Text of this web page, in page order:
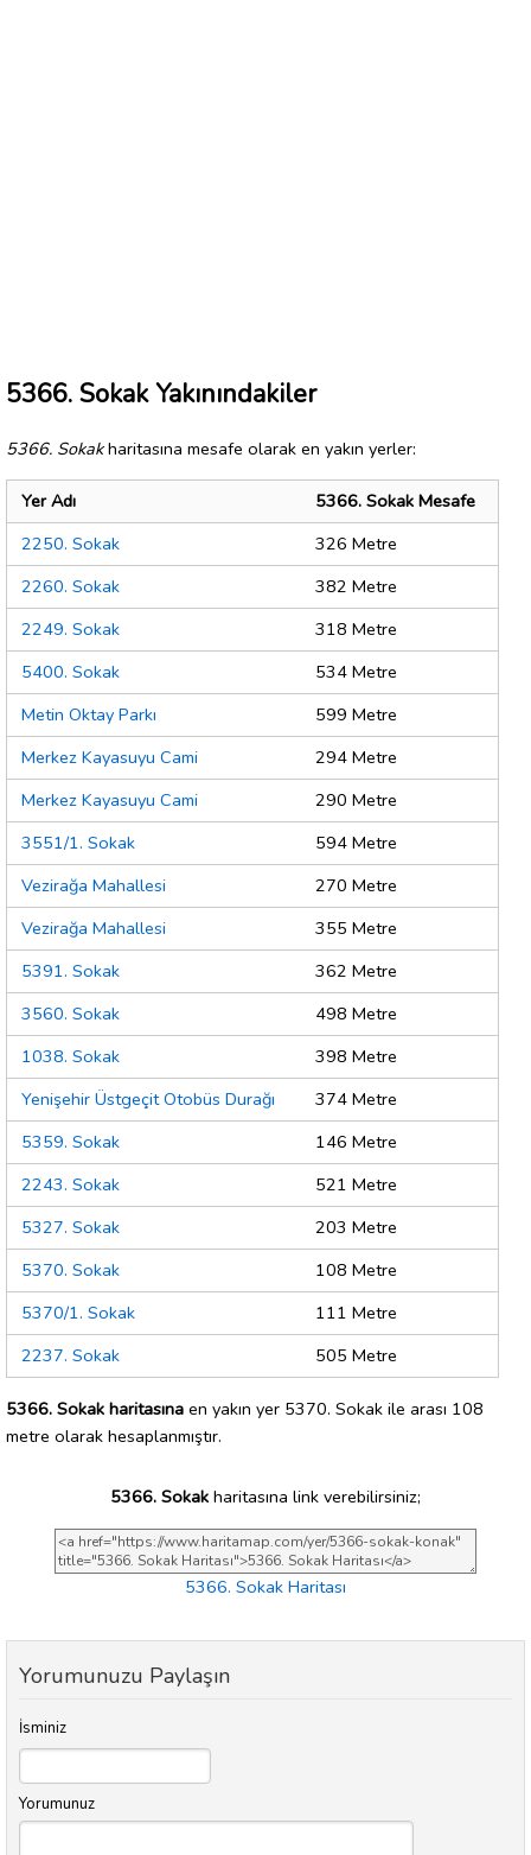
5366. Sokak Yakınındakiler
5366. Sokakharitasına mesafe olarak en yakın yerler:
Yer Adı
5366. Sokak Mesafe
2250. Sokak
326 Metre
2260. Sokak
382 Metre
2249. Sokak
318 Metre
5400. Sokak
534 Metre
Metin Oktay Parkı
599 Metre
Merkez Kayasuyu Cami
294 Metre
Merkez Kayasuyu Cami
290 Metre
3551/1. Sokak
594 Metre
Vezirağa Mahallesi
270 Metre
Vezirağa Mahallesi
355 Metre
5391. Sokak
362 Metre
3560. Sokak
498 Metre
1038. Sokak
398 Metre
Yenişehir Üstgeçit Otobüs Durağı
374 Metre
5359. Sokak
146 Metre
2243. Sokak
521 Metre
5327. Sokak
203 Metre
5370. Sokak
108 Metre
5370/1. Sokak
111 Metre
2237. Sokak
505 Metre
5366. Sokak haritasına en yakın yer 5370. Sokak ile arası 108
metre olarak hesaplanmıştır.
5366. Sokak haritasına link verebilirsiniz;
5366. Sokak Haritası
Yorumunuzu Paylaşın
İsminiz
Yorumunuz